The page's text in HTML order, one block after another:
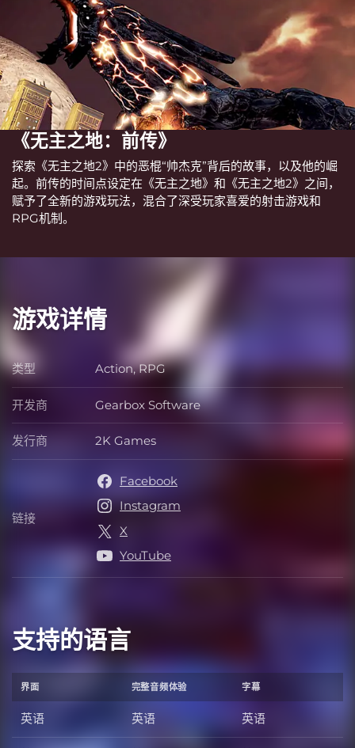
《无主之地：前传》
探索《无主之地2》中的恶棍“帅杰克”背后的故事，以及他的崛
起。前传的时间点设定在《无主之地》和《无主之地2》之间，
赋予了全新的游戏玩法，混合了深受玩家喜爱的射击游戏和
RPG机制。
游戏详情
类型 类型
Action, RPG
开发商 开发商
Gearbox Software
发行商 发行商
2K Games
链接 链接
Facebook
Instagram
X
YouTube
支持的语言
界面 完整音频体验 字幕
英语 英语 英语